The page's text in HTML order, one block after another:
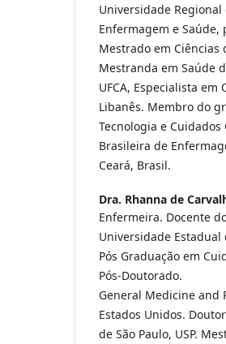
Universidade
Enfermagem e Saúde,
Mestrado em Ciências
Mestranda em Saúde
UFCA, Especialista
Libanês. Membro do
Tecnologia e Cuidados
Brasileira de
Ceará, Brasil.
Dra. Rhanna de
Enfermeira. Docente
Universidade Estadual
Pós Graduação em
Pós-Doutorado.
General Medicine and
Estados Unidos.
de São Paulo, USP.